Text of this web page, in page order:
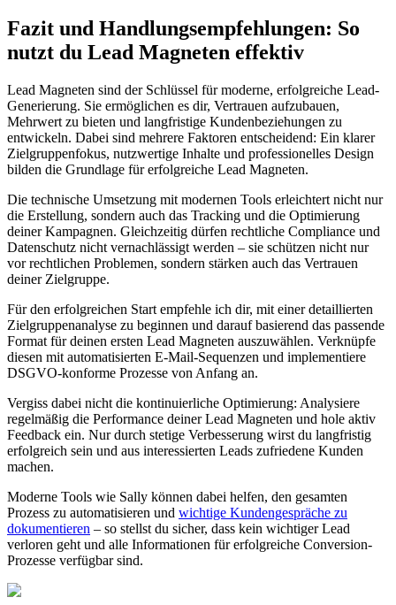
Fazit und Handlungsempfehlungen: So
nutzt du Lead Magneten effektiv
Lead Magneten sind der Schlüssel für moderne, erfolgreiche Lead-
Generierung. Sie ermöglichen es dir, Vertrauen aufzubauen,
Mehrwert zu bieten und langfristige Kundenbeziehungen zu
entwickeln. Dabei sind mehrere Faktoren entscheidend: Ein klarer
Zielgruppenfokus, nutzwertige Inhalte und professionelles Design
bilden die Grundlage für erfolgreiche Lead Magneten.
Die technische Umsetzung mit modernen Tools erleichtert nicht nur
die Erstellung, sondern auch das Tracking und die Optimierung
deiner Kampagnen. Gleichzeitig dürfen rechtliche Compliance und
Datenschutz nicht vernachlässigt werden – sie schützen nicht nur
vor rechtlichen Problemen, sondern stärken auch das Vertrauen
deiner Zielgruppe.
Für den erfolgreichen Start empfehle ich dir, mit einer detaillierten
Zielgruppenanalyse zu beginnen und darauf basierend das passende
Format für deinen ersten Lead Magneten auszuwählen. Verknüpfe
diesen mit automatisierten E-Mail-Sequenzen und implementiere
DSGVO-konforme Prozesse von Anfang an.
Vergiss dabei nicht die kontinuierliche Optimierung: Analysiere
regelmäßig die Performance deiner Lead Magneten und hole aktiv
Feedback ein. Nur durch stetige Verbesserung wirst du langfristig
erfolgreich sein und aus interessierten Leads zufriedene Kunden
machen.
Moderne Tools wie Sally können dabei helfen, den gesamten
Prozess zu automatisieren und wichtige Kundengespräche zu
dokumentieren – so stellst du sicher, dass kein wichtiger Lead
verloren geht und alle Informationen für erfolgreiche Conversion-
Prozesse verfügbar sind.